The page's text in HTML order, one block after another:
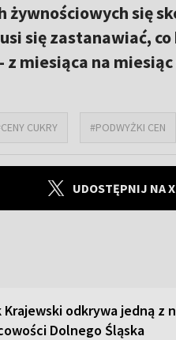
się
się zastanawiać,
miesiąca na miesiąc
CUKRY #PODWYŻKI CEN
UDOSTĘPNIJ NA X
Krajewski odkrywa jedną z
Dolnego Śląska